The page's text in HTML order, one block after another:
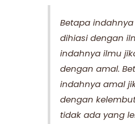
Betapa
dihiasi dengan
indahnya ilmu
dengan amal.
indahnya amal
dengan
tidak ada yang